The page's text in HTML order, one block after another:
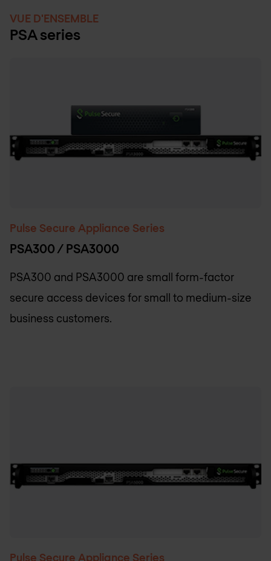
VUE D'ENSEMBLE
PSA series
Pulse Secure Appliance Series
PSA300 / PSA3000
PSA300 and PSA3000 are small form-factor
secure access devices for small to medium-size
business customers.
Pulse Secure Appliance Series